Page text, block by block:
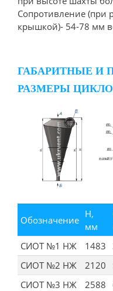
Сопротивление (при
крышкой)- 54-78 мм
ГАБАРИТНЫЕ И
РАЗМЕРЫ
Обозначение
H,
мм
СИОТ №1 НЖ
1483
СИОТ №2 НЖ
2120
СИОТ №3 НЖ
2588